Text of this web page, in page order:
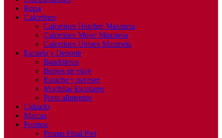
Ropa
Calcetines
Calcetines Hombre Maxmeia
Calcetines Mujer Maxmeia
Calcetines Unisex Maxmeia
Escuela y Deporte
Bandoleras
Bolsos de viaje
Estuche y neceser
Mochilas Escolares
Porta alimentos
Calzado
Marcas
Promos
Promo Final Piel